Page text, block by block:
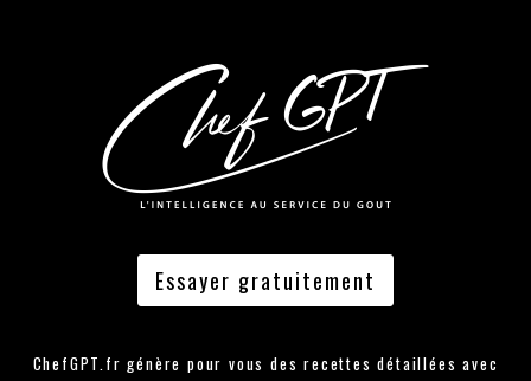
Essayer gratuitement
ChefGPT.fr génère pour vous des recettes détaillées avec